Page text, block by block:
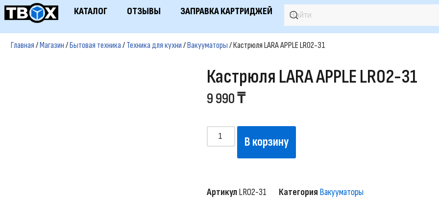
КАТАЛОГ ОТЗЫВЫ ЗАПРАВКА КАРТРИДЖЕЙ
Главная/Магазин/Бытовая техника/Техника для кухни/Вакууматоры/ Кастрюля LARA APPLE LR02-31
Кастрюля LARA APPLE LR02-31
9 990₸
В корзину
АртикулLR02-31 Категория Вакууматоры